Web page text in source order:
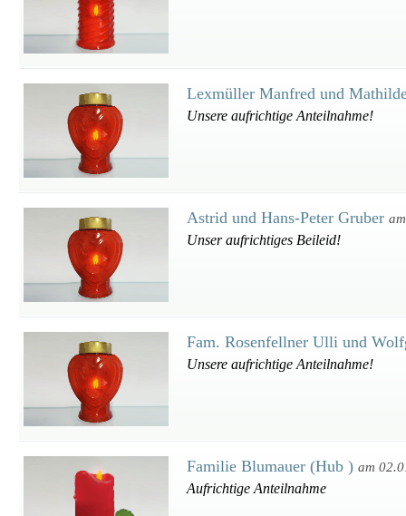
Lexmüller Manfred und
Unsere aufrichtige Anteilnahme!
Astrid und Hans-Peter Gruber
Unser aufrichtiges Beileid!
Fam. Rosenfellner Ulli und
Unsere aufrichtige Anteilnahme!
Familie Blumauer (Hub ) am
Aufrichtige Anteilnahme